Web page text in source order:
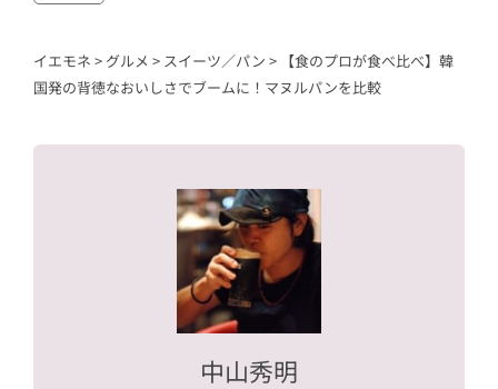
イエモネ > グルメ > スイーツ／パン > 【食のプロが食べ比べ】韓
国発の背徳なおいしさでブームに！マヌルパンを比較
中山秀明